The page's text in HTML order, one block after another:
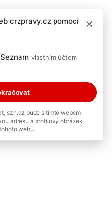
crzpravy.cz pomocí
×
vlastním účtem
szn.cz bude s tímto webem
adresu a profilový obrázek.
tohoto webu.